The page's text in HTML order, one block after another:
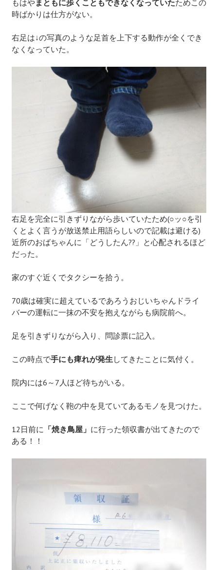
もはやまともに歩くこともできなくなっていたためこの
時ばかりは仕方がない。
右足は↓の写真のような足首を上下する動作が全くでき
なくなっていた。
右足を完全に引きずりながら歩いていたため(○ッ○を引
くとよく言うが放送禁止用語らしいので記載は避ける)
近所のおばちゃんに「どうしたん??」と心配されるほど
だった。
家のすぐ近くでタクシーを拾う。
70歳は確実に超えているであろうおじいちゃんドライ
バーの運転に一抹の不安を抱えながらも病院前へ。
足を引きずりながら入り、問診票に記入。
この時点で手にも痺れが発生してきたことに気付く。
院内には6～7人ほど待ちがいる。
ここで何げなく鞄の中を見ていてあるモノを見つけた。
12日前に 「焼き鳥屋」 に行った領収書が出てきたので
ある！！